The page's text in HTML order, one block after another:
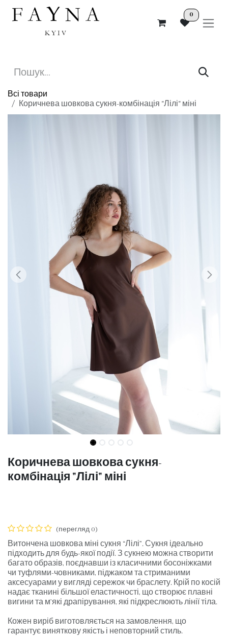
Skip to Content
0
Всі товари
Коричнева шовкова сукня-комбінація "Лілі" міні
Коричнева шовкова сукня-
комбінація "Лілі" міні
(перегляд 0)
Витончена шовкова міні сукня “Лілі”. Сукня ідеально
підходить для будь-якої події. З сукнею можна створити
багато образів, поєднавши із класичними босоніжками
чи туфлями-човниками, піджаком та стриманими
аксесуарами у вигляді сережок чи браслету. Крій по косій
надає тканині більшої еластичності, що створює плавні
вигини та м’які драпірування, які підкреслюють лінії тіла.
Кожен виріб виготовляється на замовлення, що
гарантує виняткову якість і неповторний стиль.